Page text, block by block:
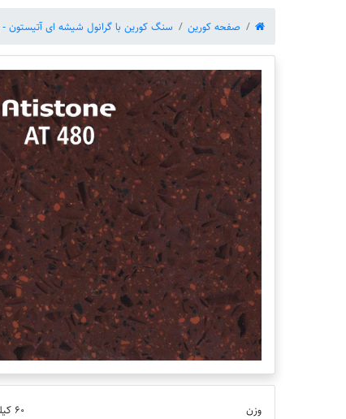
صفحه کورین سنگ کورین با گرانول شیشه ای آتیستون - Tempest Light (کد AT)
وزن
60 کیلوگرم